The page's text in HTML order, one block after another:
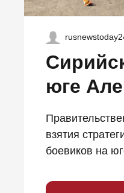
юге
взятия
боевиков на